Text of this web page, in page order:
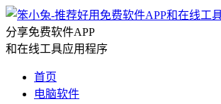
分享免费软件APP
和在线工具应用程序
首页
电脑软件